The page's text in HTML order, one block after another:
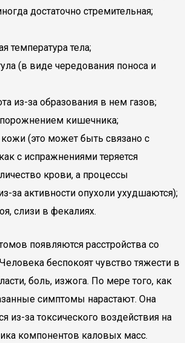
достаточно стремительная;
температура тела;
(в виде чередования поноса и
из-за образования в нем газов;
кишечника;
(это может быть связано с
с испражнениями теряется
крови, а процессы
за активности опухоли ухудшаются);
слизи в фекалиях.
появляются расстройства со
беспокоят чувство тяжести в
боль, изжога. По мере того, как
симптомы нарастают. Она
из-за токсического воздействия на
компонентов каловых масс.